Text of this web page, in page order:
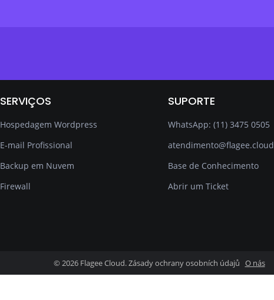
SERVIÇOS
Hospedagem Wordpress
E-mail Profissional
Backup em Nuvem
Firewall
SUPORTE
WhatsApp: (11) 3475 0505
atendimento@flagee.cloud
Base de Conhecimento
Abrir um Ticket
© 2026 Flagee Cloud. Zásady ochrany osobních údajů O nás